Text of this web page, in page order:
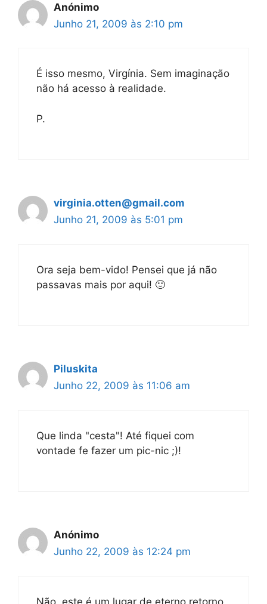
Anónimo
Junho 21, 2009 às 2:10 pm
É isso mesmo, Virgínia. Sem imaginação
não há acesso à realidade.
P.
virginia.otten@gmail.com
Junho 21, 2009 às 5:01 pm
Ora seja bem-vido! Pensei que já não
passavas mais por aqui! 🙂
Piluskita
Junho 22, 2009 às 11:06 am
Que linda "cesta"! Até fiquei com
vontade fe fazer um pic-nic ;)!
Anónimo
Junho 22, 2009 às 12:24 pm
Não, este é um lugar de eterno retorno.